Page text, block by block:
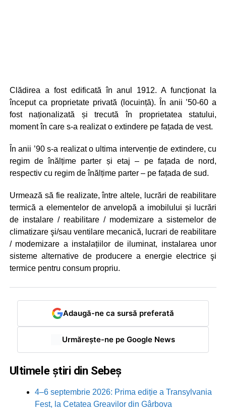
Clădirea a fost edificată în anul 1912. A funcționat la
început ca proprietate privată (locuință). În anii ’50-60 a
fost naționalizată și trecută în proprietatea statului,
moment în care s-a realizat o extindere pe fațada de vest.
În anii ’90 s-a realizat o ultima intervenție de extindere, cu
regim de înălțime parter și etaj – pe fațada de nord,
respectiv cu regim de înălțime parter – pe fațada de sud.
Urmează să fie realizate, între altele, lucrări de reabilitare
termică a elementelor de anvelopă a imobilului și lucrări
de instalare / reabilitare / modemizare a sistemelor de
climatizare şi/sau ventilare mecanică, lucrari de reabilitare
/ modemizare a instalațiilor de iluminat, instalarea unor
sisteme alternative de producere a energie electrice şi
termice pentru consum propriu.
Adaugă-ne ca sursă preferată
Urmărește-ne pe Google News
Ultimele știri din Sebeș
4–6 septembrie 2026: Prima ediție a Transylvania
Fest, la Cetatea Greavilor din Gârbova